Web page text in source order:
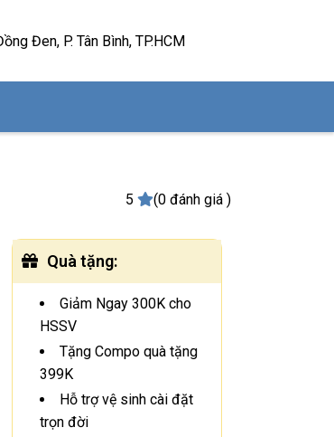
Đen, P. Tân Bình, TP.HCM
5 (0 đánh giá )
Quà tặng:
Giảm Ngay 300K cho
HSSV
Tặng Compo quà tặng
399K
Hỗ trợ vệ sinh cài đặt
trọn đời